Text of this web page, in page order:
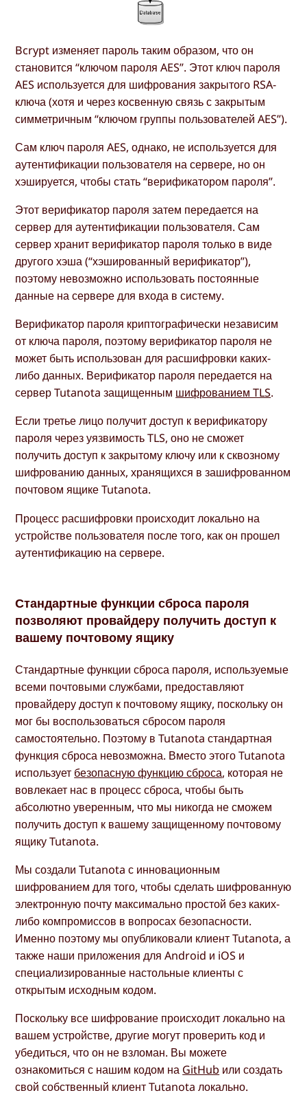
Bcrypt изменяет пароль таким образом, что он
становится “ключом пароля AES”. Этот ключ пароля
AES используется для шифрования закрытого RSA-
ключа (хотя и через косвенную связь с закрытым
симметричным “ключом группы пользователей AES”).
Сам ключ пароля AES, однако, не используется для
аутентификации пользователя на сервере, но он
хэшируется, чтобы стать “верификатором пароля”.
Этот верификатор пароля затем передается на
сервер для аутентификации пользователя. Сам
сервер хранит верификатор пароля только в виде
другого хэша (“хэшированный верификатор”),
поэтому невозможно использовать постоянные
данные на сервере для входа в систему.
Верификатор пароля криптографически независим
от ключа пароля, поэтому верификатор пароля не
может быть использован для расшифровки каких-
либо данных. Верификатор пароля передается на
сервер Tutanota защищенным шифрованием TLS.
Если третье лицо получит доступ к верификатору
пароля через уязвимость TLS, оно не сможет
получить доступ к закрытому ключу или к сквозному
шифрованию данных, хранящихся в зашифрованном
почтовом ящике Tutanota.
Процесс расшифровки происходит локально на
устройстве пользователя после того, как он прошел
аутентификацию на сервере.
Стандартные функции сброса пароля
позволяют провайдеру получить доступ к
вашему почтовому ящику
Стандартные функции сброса пароля, используемые
всеми почтовыми службами, предоставляют
провайдеру доступ к почтовому ящику, поскольку он
мог бы воспользоваться сбросом пароля
самостоятельно. Поэтому в Tutanota стандартная
функция сброса невозможна. Вместо этого Tutanota
использует безопасную функцию сброса, которая не
вовлекает нас в процесс сброса, чтобы быть
абсолютно уверенным, что мы никогда не сможем
получить доступ к вашему защищенному почтовому
ящику Tutanota.
Мы создали Tutanota с инновационным
шифрованием для того, чтобы сделать шифрованную
электронную почту максимально простой без каких-
либо компромиссов в вопросах безопасности.
Именно поэтому мы опубликовали клиент Tutanota, а
также наши приложения для Android и iOS и
специализированные настольные клиенты с
открытым исходным кодом.
Поскольку все шифрование происходит локально на
вашем устройстве, другие могут проверить код и
убедиться, что он не взломан. Вы можете
ознакомиться с нашим кодом на GitHub или создать
свой собственный клиент Tutanota локально.